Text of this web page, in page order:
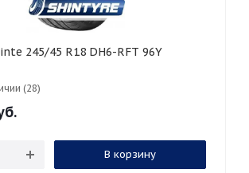
(28)
В корзину